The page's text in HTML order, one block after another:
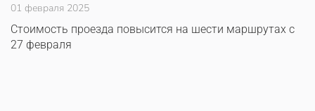
01 февраля 2025
Стоимость проезда повысится на шести маршрутах с
27 февраля